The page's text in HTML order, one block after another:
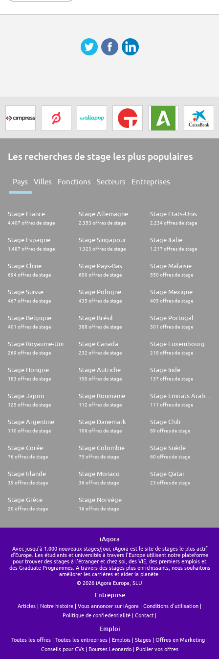
Ninguno
Les recherches de stage les plus populaires
Pays Villes Fonctions Secteurs Entreprises
Stage France
4.407 offres de stage
Stage Allemagne
2.353 offres de stage
Stage Etats-Unis
2.234 offres de stage
Stage Espagne
1.487 offres de stage
Stage Singapour
1.323 offres de stage
Stage Italie
1.217 offres de stage
Stage Chine
694 offres de stage
Stage Pays-Bas
600 offres de stage
Stage Malaisie
550 offres de stage
Stage Suisse
467 offres de stage
Stage Pologne
435 offres de stage
Stage Mexique
405 offres de stage
Stage Belgique
401 offres de stage
Stage Brésil
388 offres de stage
Stage Portugal
301 offres de stage
Stage Royaume-Uni
269 offres de stage
Stage Canada
232 offres de stage
Stage Luxembourg
218 offres de stage
Stage Hongrie
183 offres de stage
Stage Autriche
150 offres de stage
Stage Inde
137 offres de stage
Stage Japon
125 offres de stage
Stage Roumanie
112 offres de stage 111 offres de stage
Stage Argentine
110 offres de stage
Stage Danemark
106 offres de stage
Stage Chili
89 offres de stage
Stage Corée
76 offres de stage
Stage Colombie
75 offres de stage
Stage Suède
60 offres de stage
Stage Irlande
39 offres de stage
Stage Monaco
36 offres de stage
Stage Qatar
23 offres de stage
Stage Grèce
20 offres de stage
Stage Norvège
16 offres de stage
iAgora
Avec jusqu'à 1.000 nouveaux stages/jour, iAgora est le site de stages le plus actif
d'Europe. Les étudiants et universités à travers l'Europe utilisent notre plateforme
pour trouver des stages à l'étranger et chez soi, des VIE, des premiers emplois et
des Graduate Programmes. A travers des stages plus enrichissants, nous souhaitons
améliorer les carrières et aider la planète.
© 2026 iAgora Europa, SLU
Entreprise
Articles Notre histoire Vous annoncer sur iAgora
Conditions d'utilisation
Politique de confiedentialité
Contact
Emploi
Toutes les offres Toutes les entreprises Emplois Stages
Offres en Marketing
Conseils pour CVs
Bourses Leonardo Publier vos offres